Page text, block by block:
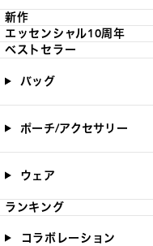
新作
エッセンシャル10周年
ベストセラー
バッグ
ポーチ/アクセサリー
ウェア
ランキング
コラボレーション